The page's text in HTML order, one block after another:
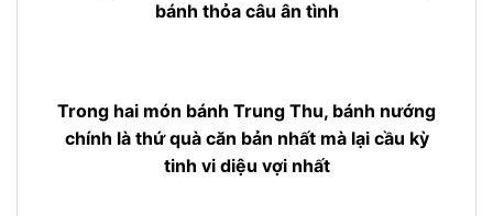
bánh thỏa câu ân tình
Trong hai món bánh Trung Thu, bánh nướng
chính là thứ quà căn bản nhất mà lại cầu kỳ
tinh vi diệu vợi nhất